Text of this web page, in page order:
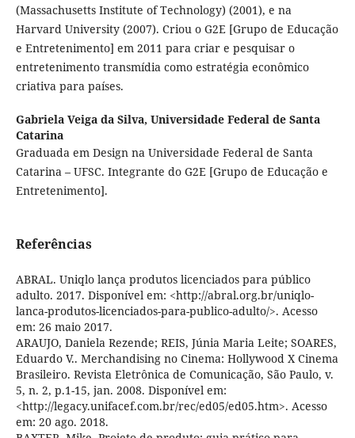
(Massachusetts Institute of Technology) (2001), e na
Harvard University (2007). Criou o G2E [Grupo de Educação
e Entretenimento] em 2011 para criar e pesquisar o
entretenimento transmídia como estratégia econômico
criativa para países.
Gabriela Veiga da Silva, Universidade Federal de Santa
Catarina
Graduada em Design na Universidade Federal de Santa
Catarina – UFSC. Integrante do G2E [Grupo de Educação e
Entretenimento].
Referências
ABRAL. Uniqlo lança produtos licenciados para público
adulto. 2017. Disponível em: <http://abral.org.br/uniqlo-
lanca-produtos-licenciados-para-publico-adulto/>. Acesso
em: 26 maio 2017.
ARAUJO, Daniela Rezende; REIS, Júnia Maria Leite; SOARES,
Eduardo V.. Merchandising no Cinema: Hollywood X Cinema
Brasileiro. Revista Eletrônica de Comunicação, São Paulo, v.
5, n. 2, p.1-15, jan. 2008. Disponível em:
<http://legacy.unifacef.com.br/rec/ed05/ed05.htm>. Acesso
em: 20 ago. 2018.